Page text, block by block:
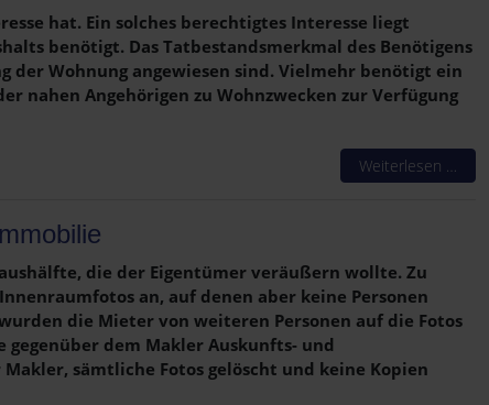
hat. Ein solches berechtigtes Interesse liegt
benötigt. Das Tatbestandsmerkmal des Benötigens
der Wohnung angewiesen sind. Vielmehr benötigt ein
nahen Angehörigen zu Wohnzwecken zur Verfügung
Weiterlesen …
die der Eigentümer veräußern wollte. Zu
an, auf denen aber keine Personen
die Mieter von weiteren Personen auf die Fotos
dem Makler Auskunfts- und
sämtliche Fotos gelöscht und keine Kopien